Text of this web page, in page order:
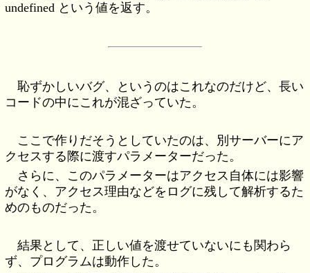
undefined という値を返す。
恥ずかしいバグ、というのはこれなのだけど、長い
コードの中にこれが混ざっていた。
ここで作りだそうとしていたのは、別サーバーにア
クセスする際に渡すパラメーターだった。
さらに、このパラメーターはアクセス自体には影響
がなく、アクセス理由などをログに残して解析するた
めのものだった。
結果として、正しい値を渡せていないにも関わら
ず、プログラムは動作した。